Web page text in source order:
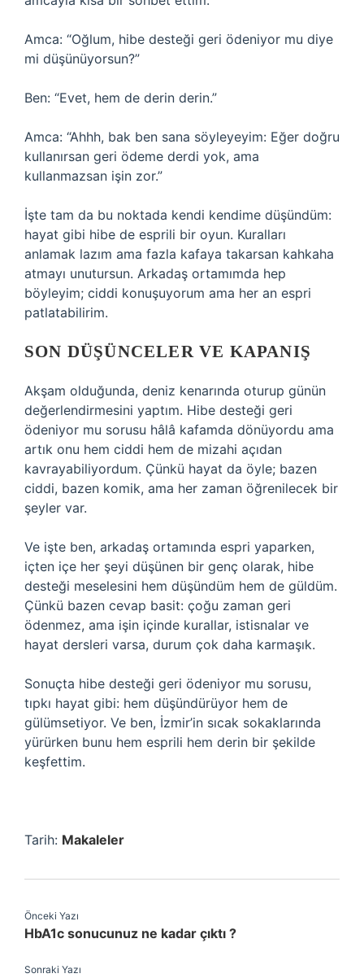
Amca: “Oğlum, hibe desteği geri ödeniyor mu diye
mi düşünüyorsun?”
Ben: “Evet, hem de derin derin.”
Amca: “Ahhh, bak ben sana söyleyeyim: Eğer doğru
kullanırsan geri ödeme derdi yok, ama
kullanmazsan işin zor.”
İşte tam da bu noktada kendi kendime düşündüm:
hayat gibi hibe de esprili bir oyun. Kuralları
anlamak lazım ama fazla kafaya takarsan kahkaha
atmayı unutursun. Arkadaş ortamımda hep
böyleyim; ciddi konuşuyorum ama her an espri
patlatabilirim.
SON DÜŞÜNCELER VE KAPANIŞ
Akşam olduğunda, deniz kenarında oturup günün
değerlendirmesini yaptım. Hibe desteği geri
ödeniyor mu sorusu hâlâ kafamda dönüyordu ama
artık onu hem ciddi hem de mizahi açıdan
kavrayabiliyordum. Çünkü hayat da öyle; bazen
ciddi, bazen komik, ama her zaman öğrenilecek bir
şeyler var.
Ve işte ben, arkadaş ortamında espri yaparken,
içten içe her şeyi düşünen bir genç olarak, hibe
desteği meselesini hem düşündüm hem de güldüm.
Çünkü bazen cevap basit: çoğu zaman geri
ödenmez, ama işin içinde kurallar, istisnalar ve
hayat dersleri varsa, durum çok daha karmaşık.
Sonuçta hibe desteği geri ödeniyor mu sorusu,
tıpkı hayat gibi: hem düşündürüyor hem de
gülümsetiyor. Ve ben, İzmir’in sıcak sokaklarında
yürürken bunu hem esprili hem derin bir şekilde
keşfettim.
Tarih: Makaleler
Önceki Yazı
HbA1c sonucunuz ne kadar çıktı ?
Sonraki Yazı